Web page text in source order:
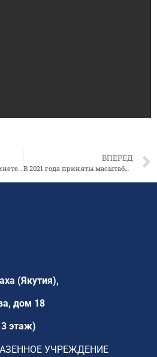
ВПЕРЕД
В 2021 года приняты масштабные поправки в закон о контрактной системе (44-ФЗ)
(Якутия),
дом 18
этаж)
УЧРЕЖДЕНИЕ